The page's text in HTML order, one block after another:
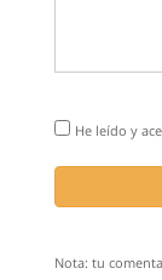
He leído y
Nota: tu